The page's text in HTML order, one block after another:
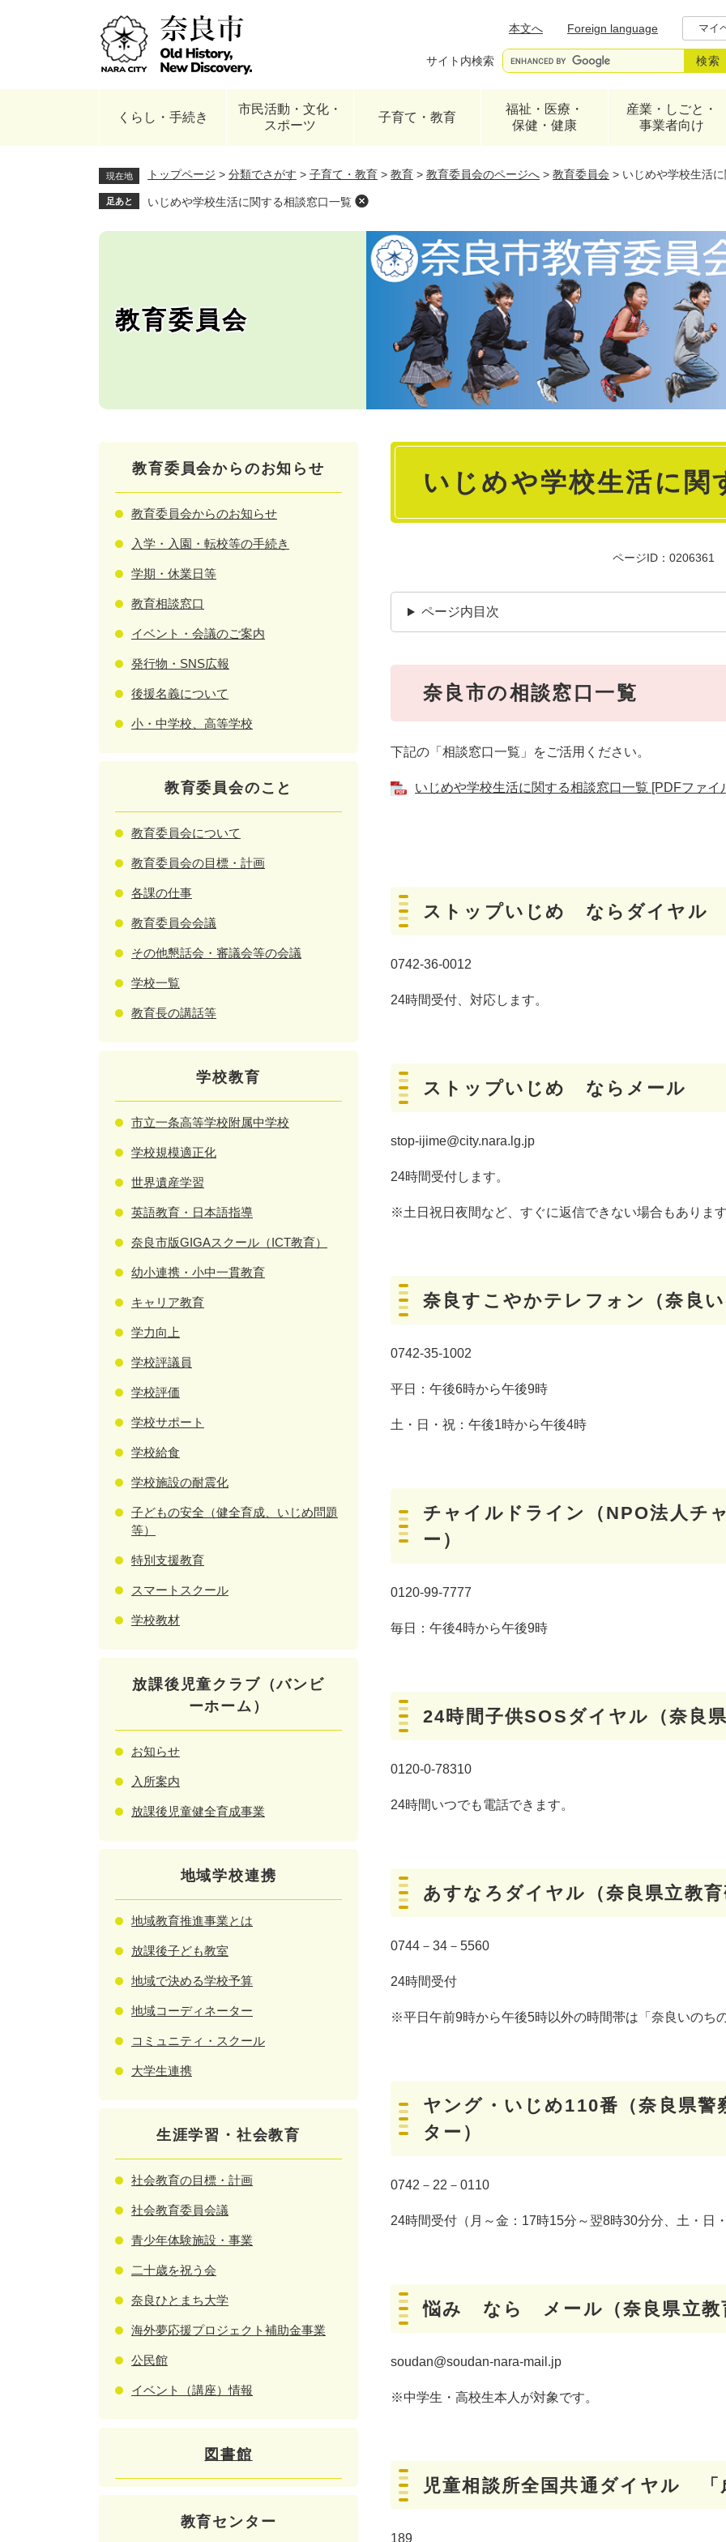
本文へ
Foreign language マイ
サイト内検索
くらし・手続き
市民活動・文化・
スポーツ
子育て・教育
福祉・医療・
保健・健康
産業・しごと・
事業者向け
現在地 トップページ > 分類でさがす > 子育て・教育 > 教育 > 教育委員会のページへ > 教育委員会 > いじめや学校生活
足あと いじめや学校生活に関する相談窓口一覧
教育委員会
本
いじめや学校生活に関
ページID：0206361
ページ内目次
奈良市の相談窓口一覧
下記の「相談窓口一覧」をご活用ください。
いじめや学校生活に関する相談窓口一覧 [PDFファイ
ストップいじめ ならダイヤル
0742-36-0012
24時間受付、対応します。
ストップいじめ ならメール
stop-ijime@city.nara.lg.jp
24時間受付します。
※土日祝日夜間など、すぐに返信できない場合もあります
奈良すこやかテレフォン（奈良い
0742-35-1002
平日：午後6時から午後9時
土・日・祝：午後1時から午後4時
チャイルドライン（NPO法人チ
ー）
0120-99-7777
毎日：午後4時から午後9時
24時間子供SOSダイヤル（奈良県
0120-0-78310
24時間いつでも電話できます。
あすなろダイヤル（奈良県立教育
0744－34－5560
24時間受付
※平日午前9時から午後5時以外の時間帯は「奈良いのち
ヤング・いじめ110番（奈良県警
ター）
0742－22－0110
24時間受付（月～金：17時15分～翌8時30分分、土・日
悩み なら メール（奈良県立教
soudan@soudan-nara-mail.jp
※中学生・高校生本人が対象です。
児童相談所全国共通ダイヤル 「
189
教育委員会からのお知らせ
教育委員会からのお知らせ
入学・入園・転校等の手続き
学期・休業日等
教育相談窓口
イベント・会議のご案内
発行物・SNS広報
後援名義について
小・中学校、高等学校
教育委員会のこと
教育委員会について
教育委員会の目標・計画
各課の仕事
教育委員会会議
その他懇話会・審議会等の会議
学校一覧
教育長の講話等
学校教育
市立一条高等学校附属中学校
学校規模適正化
世界遺産学習
英語教育・日本語指導
奈良市版GIGAスクール（ICT教育）
幼小連携・小中一貫教育
キャリア教育
学力向上
学校評議員
学校評価
学校サポート
学校給食
学校施設の耐震化
子どもの安全（健全育成、いじめ問題
等）
特別支援教育
スマートスクール
学校教材
放課後児童クラブ（バンビ
ーホーム）
お知らせ
入所案内
放課後児童健全育成事業
地域学校連携
地域教育推進事業とは
放課後子ども教室
地域で決める学校予算
地域コーディネーター
コミュニティ・スクール
大学生連携
生涯学習・社会教育
社会教育の目標・計画
社会教育委員会議
青少年体験施設・事業
二十歳を祝う会
奈良ひとまち大学
海外夢応援プロジェクト補助金事業
公民館
イベント（講座）情報
図書館
教育センター